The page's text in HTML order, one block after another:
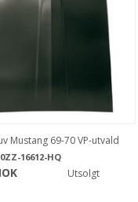
Mustang 69-70 VP-utvald
16612-HQ
Utsolgt